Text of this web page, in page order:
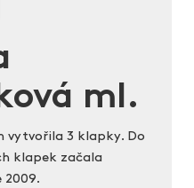
ml.
vytvořila 3 klapky. Do
klapek začala
2009.